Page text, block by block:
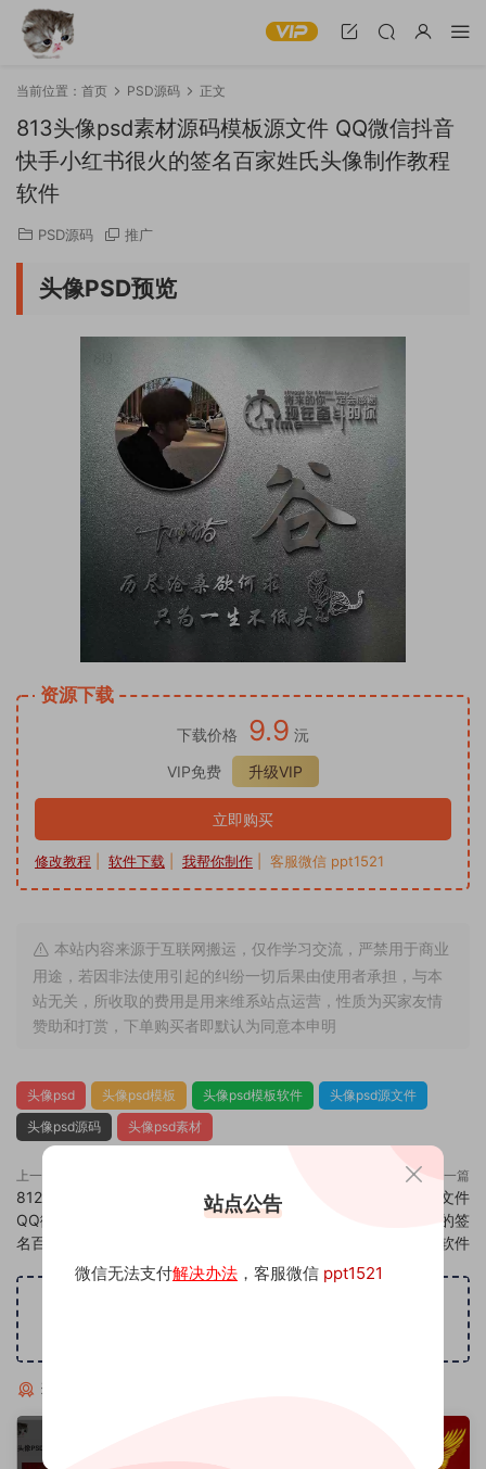
当前位置： 首页 PSD源码 正文
813头像psd素材源码模板源文件 QQ微信抖音
快手小红书很火的签名百家姓氏头像制作教程
软件
PSD源码 推广
头像PSD预览
资源下载
下载价格 9.9 沅
VIP免费
升级VIP
立即购买
修改教程 软件下载 我帮你制作 | 客服微信 ppt1521
本站内容来源于互联网搬运，仅作学习交流，严禁用于商业
用途，若因非法使用引起的纠纷一切后果由使用者承担，与本
站无关，所收取的费用是用来维系站点运营，性质为买家友情
赞助和打赏，下单购买者即默认为同意本申明
头像psd 头像psd模板 头像psd模板软件
头像psd源文件
头像psd源码
头像psd素材
上一篇
812头像psd素材源码模板源文件
QQ微信抖音快手小红书很火的签
名百家姓氏头像制作教程软件
下一篇
814头像psd素材源码模板源文件
QQ微信抖音快手小红书很火的签
名百家姓氏头像制作教程软件
猜你喜欢
站点公告
微信无法支付解决办法 ，客服微信 ppt1521